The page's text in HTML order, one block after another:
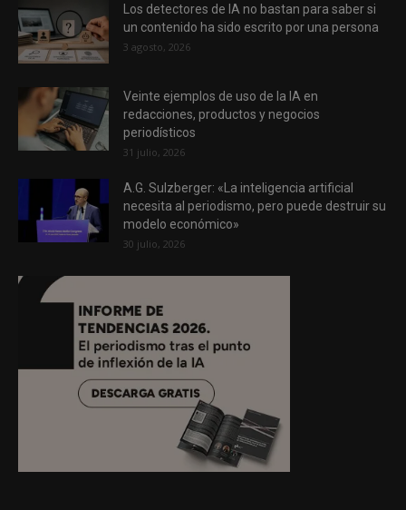
Los detectores de IA no bastan para saber si
un contenido ha sido escrito por una persona
3 agosto, 2026
Veinte ejemplos de uso de la IA en
redacciones, productos y negocios
periodísticos
31 julio, 2026
A.G. Sulzberger: «La inteligencia artificial
necesita al periodismo, pero puede destruir su
modelo económico»
30 julio, 2026